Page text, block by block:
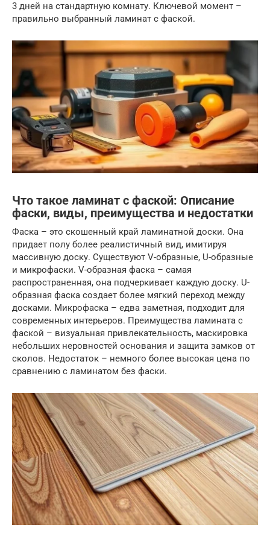
3 дней на стандартную комнату. Ключевой момент –
правильно выбранный ламинат с фаской.
Что такое ламинат с фаской: Описание
фаски, виды, преимущества и недостатки
Фаска – это скошенный край ламинатной доски. Она
придает полу более реалистичный вид, имитируя
массивную доску. Существуют V-образные, U-образные
и микрофаски. V-образная фаска – самая
распространенная, она подчеркивает каждую доску. U-
образная фаска создает более мягкий переход между
досками. Микрофаска – едва заметная, подходит для
современных интерьеров. Преимущества ламината с
фаской – визуальная привлекательность, маскировка
небольших неровностей основания и защита замков от
сколов. Недостаток – немного более высокая цена по
сравнению с ламинатом без фаски.